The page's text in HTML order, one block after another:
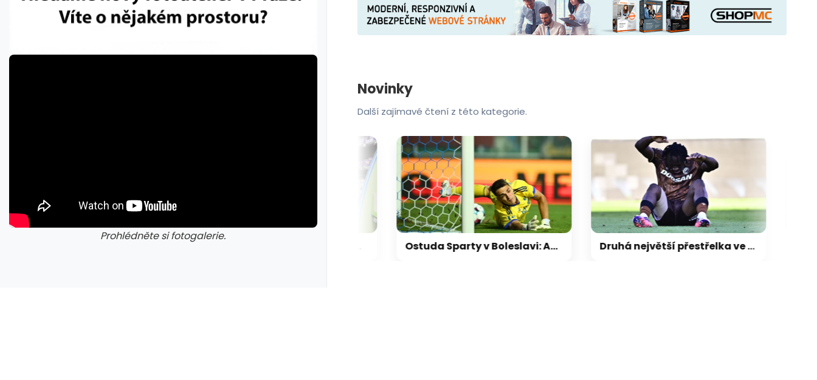
Prohlédněte si fotogalerie.
galerie: cviky galerie: cviky
Novinky
Další zajímavé čtení z této kategorie.
Ostuda Sparty v Boleslavi: Ani jednou nevystřelila na bránu, doplatila na třesk v sestavě Druhá největší přestřelka ve fotbalové lize. Plzni v Teplicích na výhru nestačilo ani pět gólů